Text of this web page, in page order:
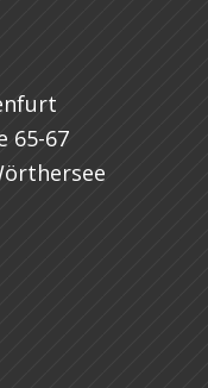
65-67